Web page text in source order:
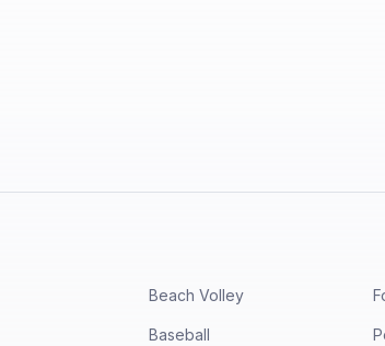
Beach Volley
Baseball